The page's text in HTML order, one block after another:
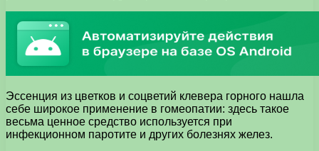
Эссенция из цветков и соцветий клевера горного нашла
себе широкое применение в гомеопатии: здесь такое
весьма ценное средство используется при
инфекционном паротите и других болезнях желез.